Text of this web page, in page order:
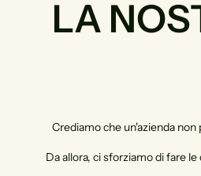
LA
Crediamo che un'azienda
Da allora, ci sforziamo di fare